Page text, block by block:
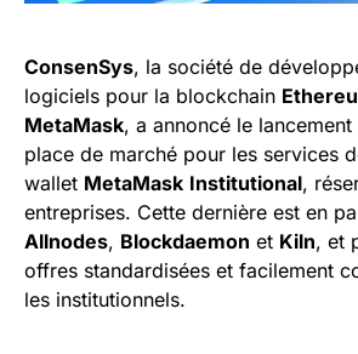
ConsenSys, la société de
logiciels pour la blockchain
MetaMask, a annoncé le lancement
place de marché pour les services
wallet MetaMask Institutional,
entreprises. Cette dernière est en
Allnodes, Blockdaemon et Kiln, et
offres standardisées et facilement
les institutionnels.